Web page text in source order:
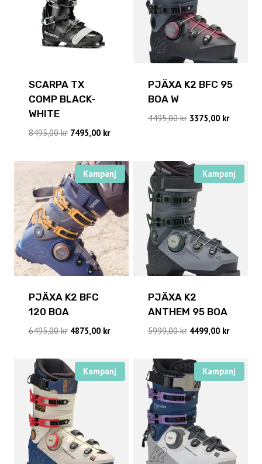
SCARPA TX
COMP BLACK-
WHITE
8495,00kr Det
priset
var:
8495,00 kr.
7495,00 krDet
priset
är:
7495,00 kr.
PJÄXA K2 BFC 95
BOA W
4495,00kr Det
4495,00 kr.
3375,00 krDet
3375,00
Kampanj
PJÄXA K2 BFC
120 BOA
6495,00kr Det
var:
6495,00 kr.
4875,00 krDet
är:
4875,00 kr.
Kampanj
PJÄXA K2
ANTHEM 95 BOA
5999,00kr Det
priset
var:
5999,00 kr.
4499,00 krDet
är:
4499,00
Kampanj Kampanj